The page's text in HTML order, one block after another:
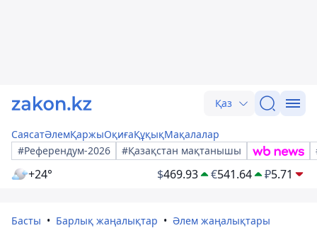
Қаз
СаясатӘлемҚаржыОқиғаҚұқықМақалалар
#Референдум-2026
#Қазақстан мақтанышы
+24° $469.93 €541.64 ₽5.71
Басты Барлық жаңалықтар Әлем жаңалықтары